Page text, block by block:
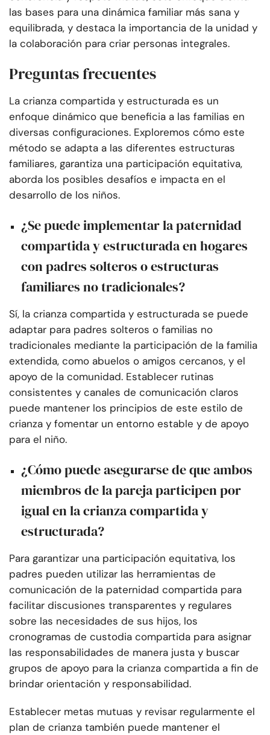
las bases para una dinámica familiar más sana y
equilibrada, y destaca la importancia de la unidad y
la colaboración para criar personas integrales.
Preguntas frecuentes
La crianza compartida y estructurada es un
enfoque dinámico que beneficia a las familias en
diversas configuraciones. Exploremos cómo este
método se adapta a las diferentes estructuras
familiares, garantiza una participación equitativa,
aborda los posibles desafíos e impacta en el
desarrollo de los niños.
¿Se puede implementar la paternidad
compartida y estructurada en hogares
con padres solteros o estructuras
familiares no tradicionales?
Sí, la crianza compartida y estructurada se puede
adaptar para padres solteros o familias no
tradicionales mediante la participación de la familia
extendida, como abuelos o amigos cercanos, y el
apoyo de la comunidad. Establecer rutinas
consistentes y canales de comunicación claros
puede mantener los principios de este estilo de
crianza y fomentar un entorno estable y de apoyo
para el niño.
¿Cómo puede asegurarse de que ambos
miembros de la pareja participen por
igual en la crianza compartida y
estructurada?
Para garantizar una participación equitativa, los
padres pueden utilizar las herramientas de
comunicación de la paternidad compartida para
facilitar discusiones transparentes y regulares
sobre las necesidades de sus hijos, los
cronogramas de custodia compartida para asignar
las responsabilidades de manera justa y buscar
grupos de apoyo para la crianza compartida a fin de
brindar orientación y responsabilidad.
Establecer metas mutuas y revisar regularmente el
plan de crianza también puede mantener el